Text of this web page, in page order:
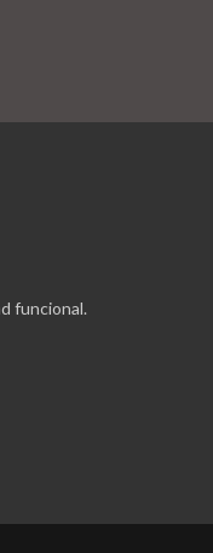
funcional.